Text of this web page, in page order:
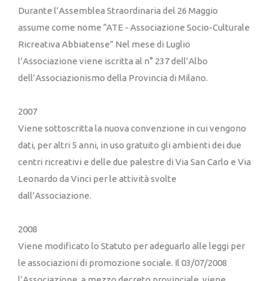
Durante l’Assemblea Straordinaria del 26 Maggio
assume come nome “ATE - Associazione Socio-Culturale
Ricreativa Abbiatense” Nel mese di Luglio
l’Associazione viene iscritta al n° 237 dell’Albo
dell’Associazionismo della Provincia di Milano.
2007
Viene sottoscritta la nuova convenzione in cui vengono
dati, per altri 5 anni, in uso gratuito gli ambienti dei due
centri ricreativi e delle due palestre di Via San Carlo e Via
Leonardo da Vinci per le attività svolte
dall’Associazione.
2008
Viene modificato lo Statuto per adeguarlo alle leggi per
le associazioni di promozione sociale. Il 03/07/2008